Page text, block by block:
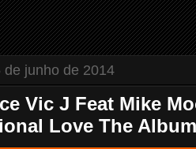
de junho de 2014
Vic J Feat Mike
Love The